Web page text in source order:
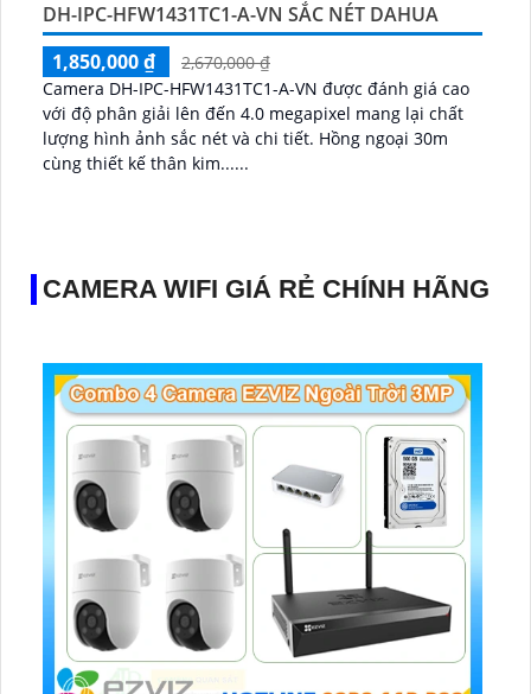
DH-IPC-HFW1431TC1-A-VN SẮC NÉT DAHUA
1,850,000 ₫
2,670,000 ₫
Camera DH-IPC-HFW1431TC1-A-VN được đánh giá cao
với độ phân giải lên đến 4.0 megapixel mang lại chất
lượng hình ảnh sắc nét và chi tiết. Hồng ngoại 30m
cùng thiết kế thân kim......
CAMERA WIFI GIÁ RẺ CHÍNH HÃNG